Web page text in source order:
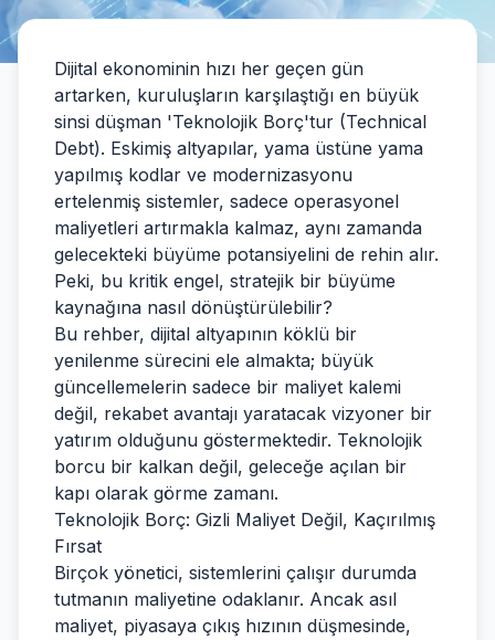
Dijital ekonominin hızı her geçen gün
artarken, kuruluşların karşılaştığı en büyük
sinsi düşman 'Teknolojik Borç'tur (Technical
Debt). Eskimiş altyapılar, yama üstüne yama
yapılmış kodlar ve modernizasyonu
ertelenmiş sistemler, sadece operasyonel
maliyetleri artırmakla kalmaz, aynı zamanda
gelecekteki büyüme potansiyelini de rehin alır.
Peki, bu kritik engel, stratejik bir büyüme
kaynağına nasıl dönüştürülebilir?
Bu rehber, dijital altyapının köklü bir
yenilenme sürecini ele almakta; büyük
güncellemelerin sadece bir maliyet kalemi
değil, rekabet avantajı yaratacak vizyoner bir
yatırım olduğunu göstermektedir. Teknolojik
borcu bir kalkan değil, geleceğe açılan bir
kapı olarak görme zamanı.
Teknolojik Borç: Gizli Maliyet Değil, Kaçırılmış
Fırsat
Birçok yönetici, sistemlerini çalışır durumda
tutmanın maliyetine odaklanır. Ancak asıl
maliyet, piyasaya çıkış hızının düşmesinde,